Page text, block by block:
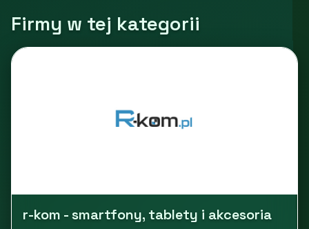
Firmy w tej kategorii
r-kom - smartfony, tablety i akcesoria